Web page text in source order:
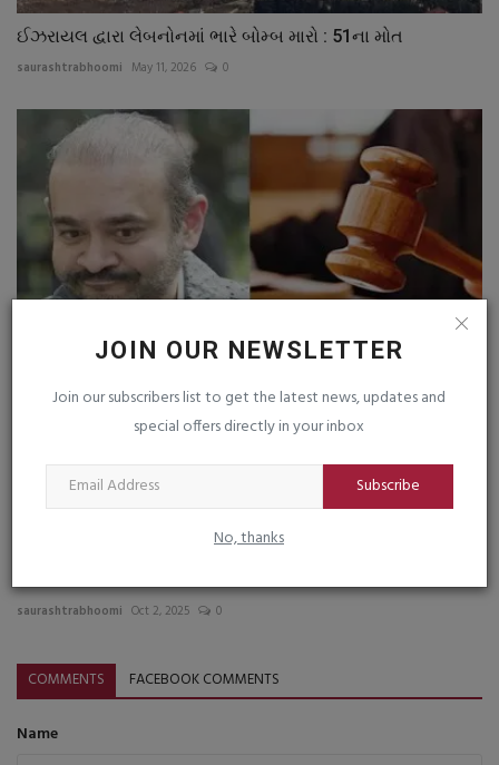
JOIN OUR NEWSLETTER
Join our subscribers list to get the latest news, updates and
special offers directly in your inbox
Subscribe
No, thanks
ઈઝરાયલ દ્વારા લેબનોનમાં ભારે બોમ્બ મારો : 51ના મોત
saurashtrabhoomi May 11, 2026 0
ભાગેડુ નિરવ મોદીને ફટકો : બેંક ઓફ ઈન્ડિયાએ રૂા.100
saurashtrabhoomi Jun 24, 2026 0
saurashtrabhoomi Oct 2, 2025 0
COMMENTS FACEBOOK COMMENTS
Name